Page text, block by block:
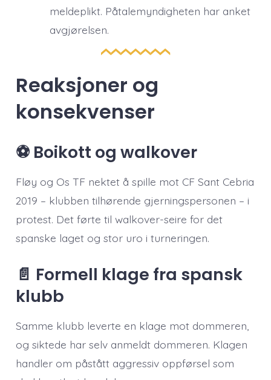
meldeplikt. Påtalemyndigheten har anket
avgjørelsen.
Reaksjoner og
konsekvenser
⚽ Boikott og walkover
Fløy og Os TF nektet å spille mot CF Sant Cebria
2019 – klubben tilhørende gjerningspersonen – i
protest. Det førte til walkover-seire for det
spanske laget og stor uro i turneringen.
📄 Formell klage fra spansk
klubb
Samme klubb leverte en klage mot dommeren,
og siktede har selv anmeldt dommeren. Klagen
handler om påstått aggressiv oppførsel som